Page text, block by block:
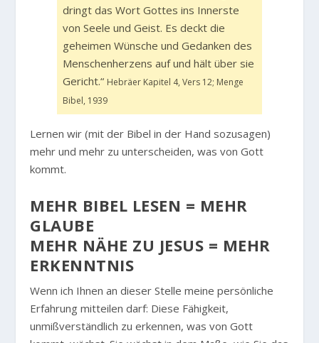
dringt das Wort Gottes ins Innerste
von Seele und Geist. Es deckt die
geheimen Wünsche und Gedanken des
Menschenherzens auf und hält über sie
Gericht.“ Hebräer Kapitel 4, Vers 12; Menge
Bibel, 1939
Lernen wir (mit der Bibel in der Hand sozusagen)
mehr und mehr zu unterscheiden, was von Gott
kommt.
MEHR BIBEL LESEN = MEHR
GLAUBE
MEHR NÄHE ZU JESUS = MEHR
ERKENNTNIS
Wenn ich Ihnen an dieser Stelle meine persönliche
Erfahrung mitteilen darf: Diese Fähigkeit,
unmißverständlich zu erkennen, was von Gott